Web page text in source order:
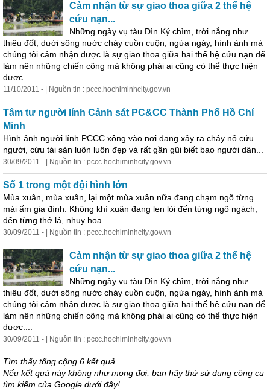
Cảm nhận từ sự giao thoa giữa 2 thế hệ
cứu nạn...
Những ngày vụ tàu Dìn Ký chìm, trời nắng như
thiêu đốt, dưới sông nước chảy cuồn cuộn, ngứa ngáy, hình ảnh mà
chúng tôi cảm nhận được là sự giao thoa giữa hai thế hệ cứu nạn để
làm nên những chiến công mà không phải ai cũng có thể thực hiện
được....
11/10/2011 - | Nguồn tin : pccc.hochiminhcity.gov.vn
Tâm tư người lính Cảnh sát PC&CC Thành Phố Hồ Chí
Minh
Hình ảnh người lính PCCC xông vào nơi đang xảy ra cháy nổ cứu
người, cứu tài sản luôn luôn đẹp và rất gần gũi biết bao người dân...
30/09/2011 - | Nguồn tin : pccc.hochiminhcity.gov.vn
Số 1 trong một đội hình lớn
Mùa xuân, mùa xuân, lại một mùa xuân nữa đang chạm ngõ từng
mái ấm gia đình. Không khí xuân đang len lỏi đến từng ngõ ngách,
đến từng thớ lá, nhụy hoa...
30/09/2011 - | Nguồn tin : pccc.hochiminhcity.gov.vn
Cảm nhận từ sự giao thoa giữa 2 thế hệ
cứu nạn...
Những ngày vụ tàu Dìn Ký chìm, trời nắng như
thiêu đốt, dưới sông nước chảy cuồn cuộn, ngứa ngáy, hình ảnh mà
chúng tôi cảm nhận được là sự giao thoa giữa hai thế hệ cứu nạn để
làm nên những chiến công mà không phải ai cũng có thể thực hiện
được....
30/09/2011 - | Nguồn tin : pccc.hochiminhcity.gov.vn
Tìm thấy tổng cộng 6 kết quả
Nếu kết quả này không như mong đợi, bạn hãy thử sử dụng công cụ
tìm kiếm của Google dưới đây!